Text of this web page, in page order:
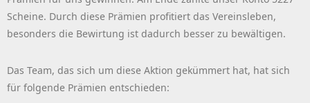
Scheine. Durch diese Prämien profitiert das Vereinsleben,
besonders die Bewirtung ist dadurch besser zu bewältigen.
Das Team, das sich um diese Aktion gekümmert hat, hat sich
für folgende Prämien entschieden: